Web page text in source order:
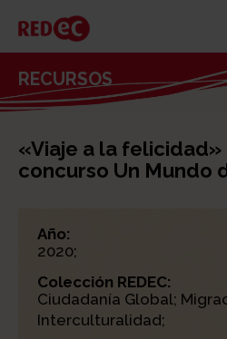
RECURSOS
«Viaje a la
concurso Un Mundo
Año:
2020;
Colección REDEC:
Ciudadanía Global;
Interculturalidad;